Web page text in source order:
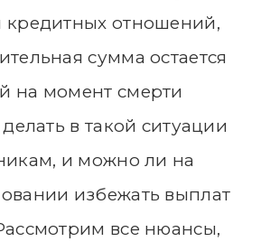
кредитных отношений,
сумма остается
на момент смерти
в такой ситуации
и можно ли на
избежать выплат
все нюансы,